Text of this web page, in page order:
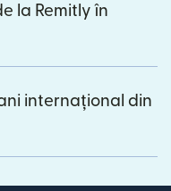
la Remitly în
internațional din